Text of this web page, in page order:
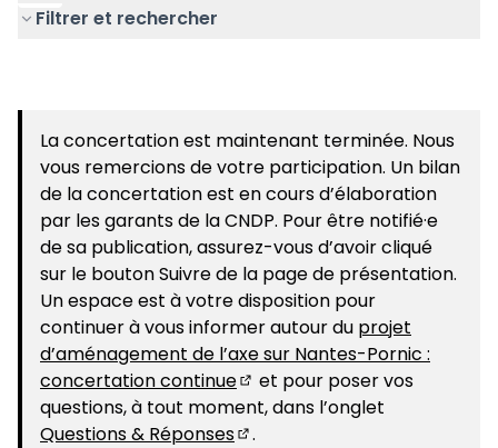
Filtrer et rechercher
La concertation est maintenant terminée. Nous
vous remercions de votre participation. Un bilan
de la concertation est en cours d’élaboration
par les garants de la CNDP. Pour être notifié·e
de sa publication, assurez-vous d’avoir cliqué
sur le bouton Suivre de la page de présentation.
Un espace est à votre disposition pour
continuer à vous informer autour du projet
d’aménagement de l’axe sur Nantes-Pornic :
concertation continue
(S'ouvre dans un nouvel
et pour poser vos
questions, à tout moment, dans l’onglet
Questions & Réponses
.